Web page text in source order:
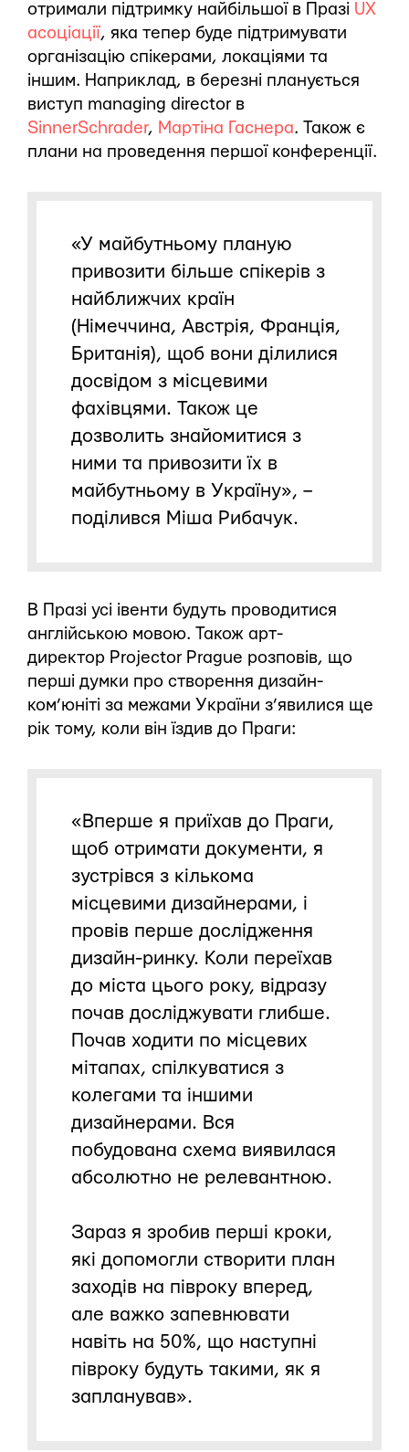
отримали підтримку найбільшої в Празі UX
асоціації, яка тепер буде підтримувати
організацію спікерами, локаціями та
іншим. Наприклад, в березні планується
виступ managing director в
SinnerSchrader, Мартіна Гаснера. Також є
плани на проведення першої конференції.
«У майбутньому планую
привозити більше спікерів з
найближчих країн
(Німеччина, Австрія, Франція,
Британія), щоб вони ділилися
досвідом з місцевими
фахівцями. Також це
дозволить знайомитися з
ними та привозити їх в
майбутньому в Україну», –
поділився Міша Рибачук.
В Празі усі івенти будуть проводитися
англійською мовою. Також арт-
директор Projector Prague розповів, що
перші думки про створення дизайн-
ком’юніті за межами України з’явилися ще
рік тому, коли він їздив до Праги:
«Вперше я приїхав до Праги,
щоб отримати документи, я
зустрівся з кількома
місцевими дизайнерами, і
провів перше дослідження
дизайн-ринку. Коли переїхав
до міста цього року, відразу
почав досліджувати глибше.
Почав ходити по місцевих
мітапах, спілкуватися з
колегами та іншими
дизайнерами. Вся
побудована схема виявилася
абсолютно не релевантною.
Зараз я зробив перші кроки,
які допомогли створити план
заходів на півроку вперед,
але важко запевнювати
навіть на 50%, що наступні
півроку будуть такими, як я
запланував».